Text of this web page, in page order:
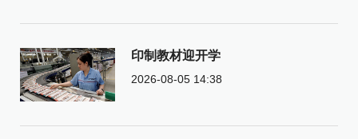
印制教材迎开学
2026-08-05 14:38